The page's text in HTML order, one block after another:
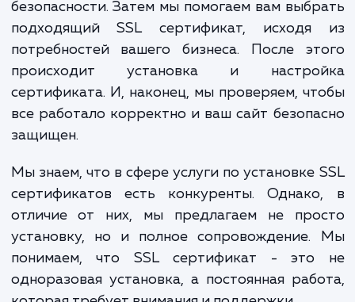
Одним из основных преимуществ
сервиса является то, что мы не
устанавливаем сертификат SSL,
обеспечиваем его поддержку. Это означает,
мы отслеживаем состояние SSL
чтобы убедиться, что он всегда
Как происходит работа? Первым
анализируем ваш сайт и его
безопасности. Затем мы помогаем вам
подходящий SSL сертификат,
потребностей вашего бизнеса. После